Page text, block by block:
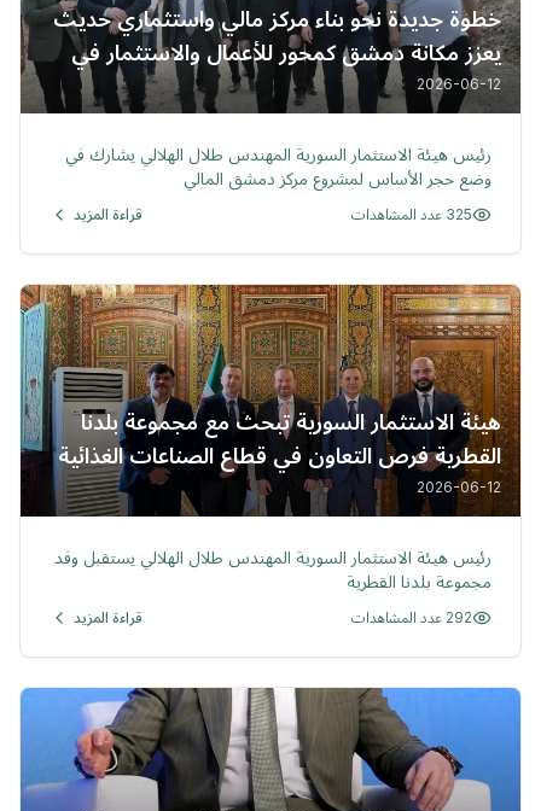
خطوة جديدة نحو بناء مركز مالي واستثماري حديث
يعزز مكانة دمشق كمحور للأعمال والاستثمار في
المنطقة
2026-06-12
رئيس هيئة الاستثمار السورية المهندس طلال الهلالي يشارك في
وضع حجر الأساس لمشروع مركز دمشق المالي
325 عدد المشاهدات قراءة المزيد
هيئة الاستثمار السورية تبحث مع مجموعة بلدنا
القطرية فرص التعاون في قطاع الصناعات الغذائية
وتعزيز الأمن الغذائي
2026-06-12
رئيس هيئة الاستثمار السورية المهندس طلال الهلالي يستقبل وفد
مجموعة بلدنا القطرية
292 عدد المشاهدات قراءة المزيد